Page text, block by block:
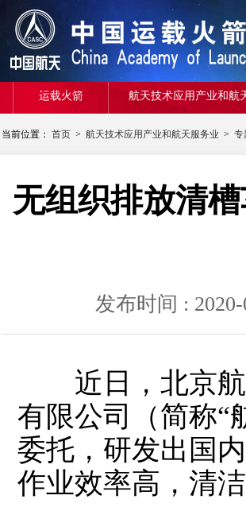
运载火箭 航天技术应用产业和航
当前位置： 首页 > 航天技术应用产业和航天服务业 > 专
无组织排放清
发布时间 :
近日，北京航
有限公司（简称“
委托，研发出国
作业效率高，清